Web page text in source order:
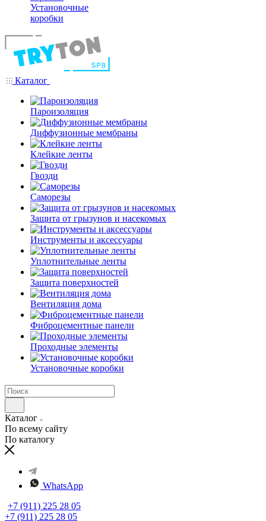
Установочные
коробки
Каталог
Пароизоляция
Диффузионные мембраны
Клейкие ленты
Гвозди
Саморезы
Защита от грызунов и насекомых
Инструменты и аксессуары
Уплотнительные ленты
Защита поверхностей
Вентиляция дома
Фиброцементные панели
Проходные элементы
Установочные коробки
Каталог
По всему сайту
По каталогу
WhatsApp
+7 (911) 225 28 05
+7 (911) 225 28 05